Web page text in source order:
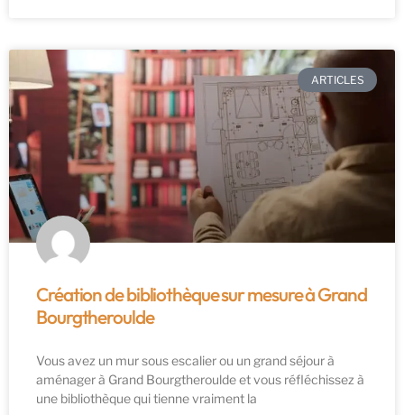
ARTICLES
Création de bibliothèque sur mesure à Grand
Bourgtheroulde
Vous avez un mur sous escalier ou un grand séjour à
aménager à Grand Bourgtheroulde et vous réfléchissez à
une bibliothèque qui tienne vraiment la